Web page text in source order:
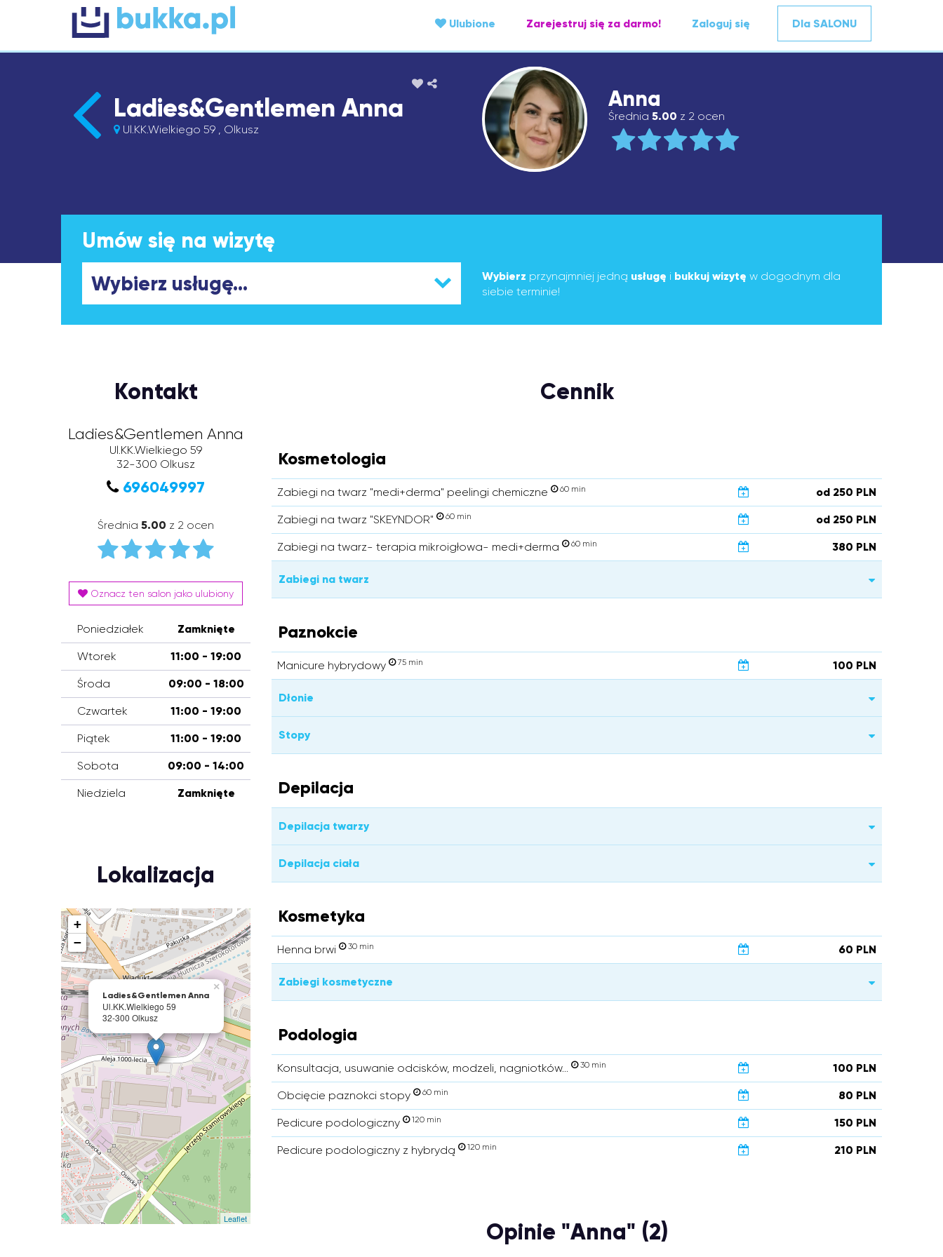
Ulubione Zarejestruj się za darmo! Zaloguj się Dla SALONU
Ladies&Gentlemen Anna
Ul.KK.Wielkiego 59 , Olkusz
Anna
Średnia 5.00 z 2 ocen
Umów się na wizytę
Wybierz przynajmniej jedną usługę i bukkuj wizytę w dogodnym dla
siebie terminie!
Kontakt
Ladies&Gentlemen Anna
Ul.KK.Wielkiego 59
32-300 Olkusz
696049997
Średnia 5.00 z 2 ocen
Oznacz ten salon jako ulubiony
Poniedziałek Zamknięte
Wtorek 11:00 - 19:00
Środa 09:00 - 18:00
Czwartek 11:00 - 19:00
Piątek 11:00 - 19:00
Sobota 09:00 - 14:00
Niedziela Zamknięte
Lokalizacja
Ladies&Gentlemen Anna
Ul.KK.Wielkiego 59
32-300 Olkusz
×
+
−
Leaflet
Cennik
Kosmetologia
Zabiegi na twarz "medi+derma" peelingi chemiczne 60 min od 250 PLN
Zabiegi na twarz "SKEYNDOR" 60 min od 250 PLN
Zabiegi na twarz- terapia mikroigłowa- medi+derma 60 min 380 PLN
Zabiegi na twarz
Paznokcie
Manicure hybrydowy 75 min 100 PLN
Dłonie
Stopy
Depilacja
Depilacja twarzy
Depilacja ciała
Kosmetyka
Henna brwi 30 min 60 PLN
Zabiegi kosmetyczne
Podologia
Konsultacja, usuwanie odcisków, modzeli, nagniotków... 30 min 100 PLN
Obcięcie paznokci stopy 60 min 80 PLN
Pedicure podologiczny 120 min 150 PLN
Pedicure podologiczny z hybrydą 120 min 210 PLN
Opinie "Anna" (2)